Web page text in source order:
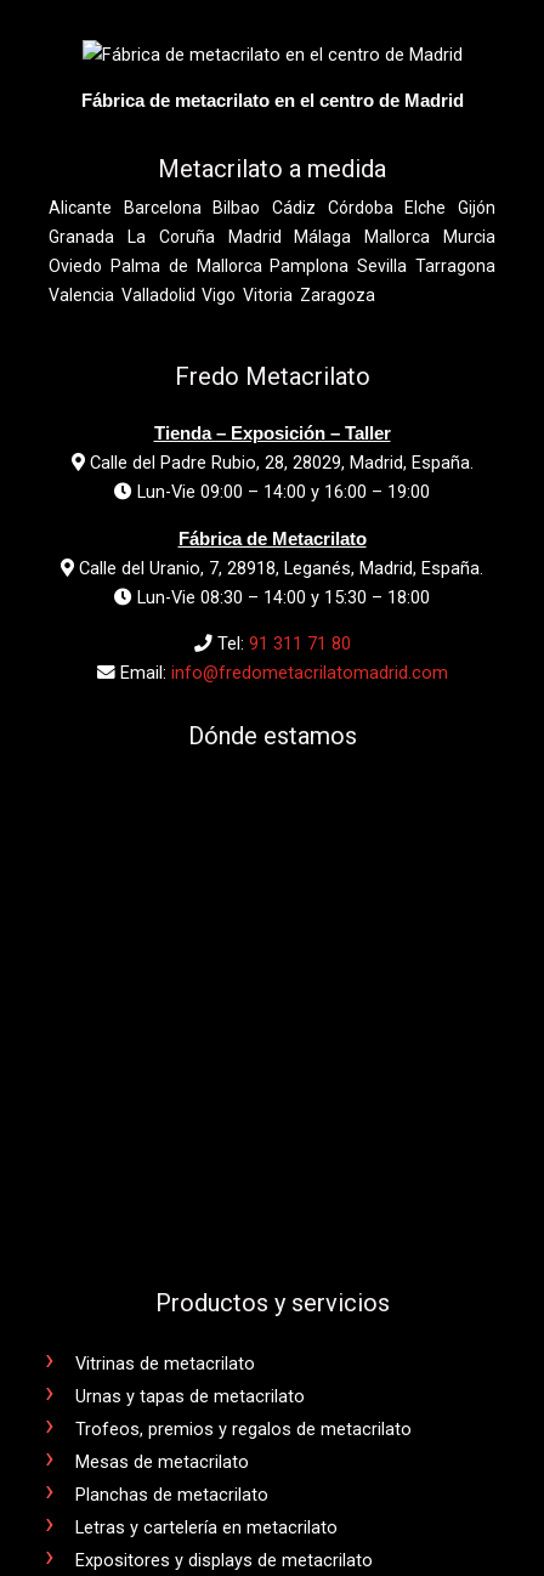
Fábrica de metacrilato en el centro de Madrid
Metacrilato a medida
Alicante Barcelona Bilbao Cádiz Córdoba Elche
Gijón
Granada
La Coruña Madrid Málaga Mallorca
Murcia
Oviedo
Palma de Mallorca Pamplona Sevilla Tarragona
Valencia Valladolid Vigo Vitoria Zaragoza
Fredo Metacrilato
Tienda – Exposición – Taller
Calle del Padre Rubio, 28, 28029, Madrid, España.
Lun-Vie 09:00 – 14:00 y 16:00 – 19:00
Fábrica de Metacrilato
Calle del Uranio, 7, 28918, Leganés, Madrid, España.
Lun-Vie 08:30 – 14:00 y 15:30 – 18:00
Tel: 91 311 71 80
Email: info@fredometacrilatomadrid.com
Dónde estamos
Productos y servicios
Vitrinas de metacrilato
Urnas y tapas de metacrilato
Trofeos, premios y regalos de metacrilato
Mesas de metacrilato
Planchas de metacrilato
Letras y cartelería en metacrilato
Expositores y displays de metacrilato